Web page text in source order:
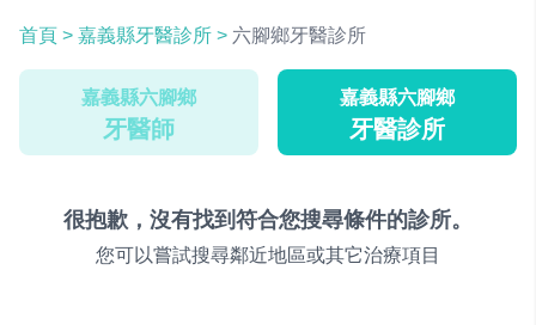
首頁 > 嘉義縣牙醫診所 > 六腳鄉牙醫診所
嘉義縣六腳鄉
牙醫師
嘉義縣六腳鄉
牙醫診所
很抱歉，沒有找到符合您搜尋條件的診所。
您可以嘗試搜尋鄰近地區或其它治療項目